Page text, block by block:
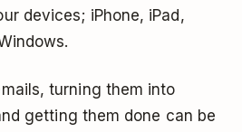
devices; iPhone, iPad,
turning them into
getting them done can be